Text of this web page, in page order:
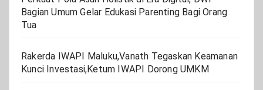
Bagian Umum Gelar Edukasi Parenting Bagi Orang
Tua
Rakerda IWAPI Maluku,Vanath Tegaskan Keamanan
Kunci Investasi,Ketum IWAPI Dorong UMKM